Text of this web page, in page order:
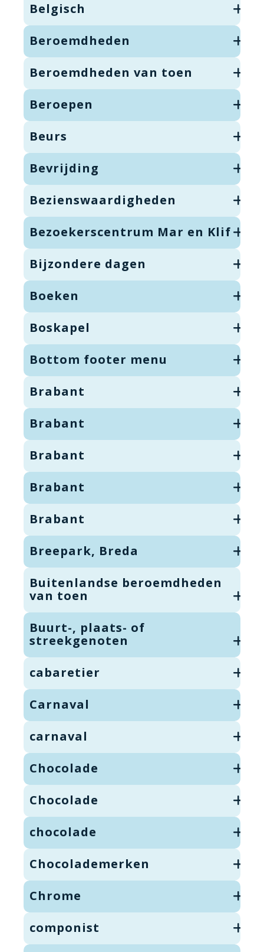
Belgisch
Beroemdheden
Beroemdheden van toen
Beroepen
Beurs
Bevrijding
Bezienswaardigheden
Bezoekerscentrum Mar en Klif
Bijzondere dagen
Boeken
Boskapel
Bottom footer menu
Brabant
Brabant
Brabant
Brabant
Brabant
Breepark, Breda
Buitenlandse beroemdheden
van toen
Buurt-, plaats- of
streekgenoten
cabaretier
Carnaval
carnaval
Chocolade
Chocolade
chocolade
Chocolademerken
Chrome
componist